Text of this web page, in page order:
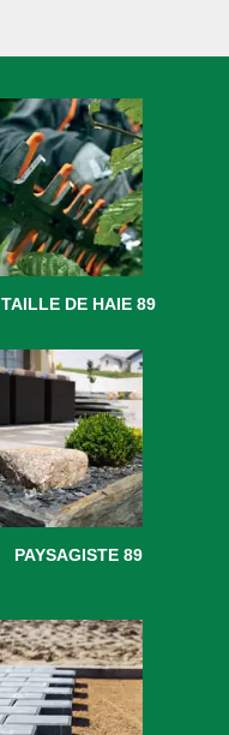
TAILLE DE HAIE 89
PAYSAGISTE 89